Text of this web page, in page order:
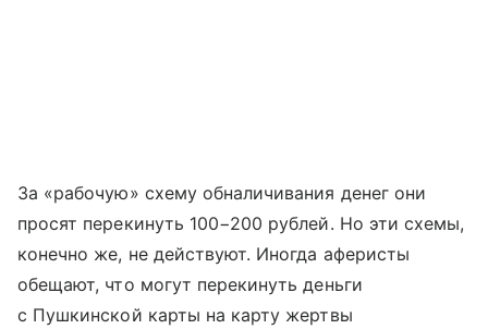
За «рабочую» схему обналичивания денег они
просят перекинуть 100−200 рублей. Но эти схемы,
конечно же, не действуют. Иногда аферисты
обещают, что могут перекинуть деньги
с Пушкинской карты на карту жертвы